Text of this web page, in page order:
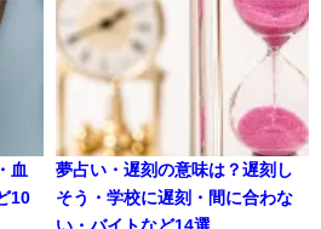
血
10
夢占い・遅刻の意味は？遅刻し
そう・学校に遅刻・間に合わな
い・バイトなど14選